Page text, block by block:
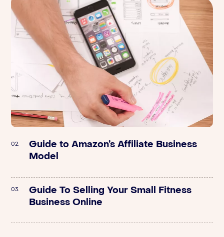
02.
Guide to Amazon’s Affiliate Business
Model
03.
Guide To Selling Your Small Fitness
Business Online
02.
Stord | Supply Chain: How to Scale
DTC Brands Quickly with Joe McIntyre
03.
Orange Klik | Preparing Your Amazon
FBA Business For An Exit – A Q&A With